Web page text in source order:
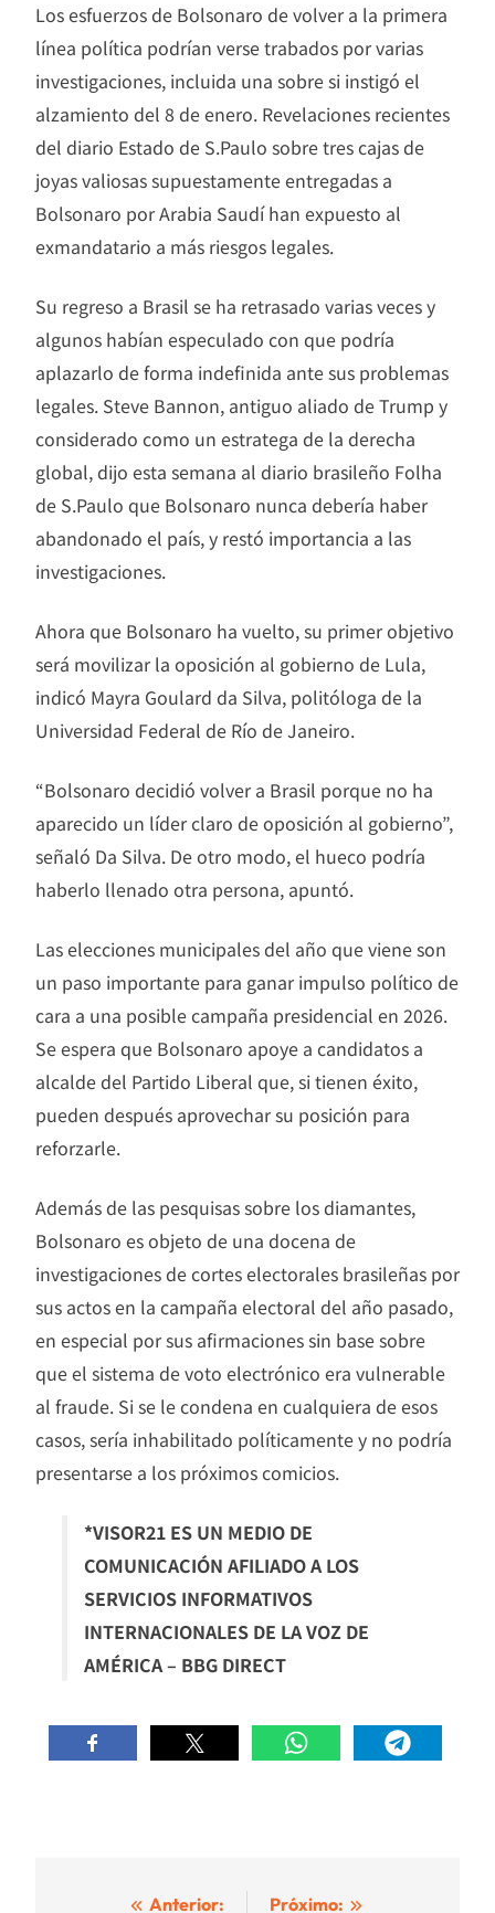
Los esfuerzos de Bolsonaro de volver a la primera
línea política podrían verse trabados por varias
investigaciones, incluida una sobre si instigó el
alzamiento del 8 de enero. Revelaciones recientes
del diario Estado de S.Paulo sobre tres cajas de
joyas valiosas supuestamente entregadas a
Bolsonaro por Arabia Saudí han expuesto al
exmandatario a más riesgos legales.
Su regreso a Brasil se ha retrasado varias veces y
algunos habían especulado con que podría
aplazarlo de forma indefinida ante sus problemas
legales. Steve Bannon, antiguo aliado de Trump y
considerado como un estratega de la derecha
global, dijo esta semana al diario brasileño Folha
de S.Paulo que Bolsonaro nunca debería haber
abandonado el país, y restó importancia a las
investigaciones.
Ahora que Bolsonaro ha vuelto, su primer objetivo
será movilizar la oposición al gobierno de Lula,
indicó Mayra Goulard da Silva, politóloga de la
Universidad Federal de Río de Janeiro.
“Bolsonaro decidió volver a Brasil porque no ha
aparecido un líder claro de oposición al gobierno”,
señaló Da Silva. De otro modo, el hueco podría
haberlo llenado otra persona, apuntó.
Las elecciones municipales del año que viene son
un paso importante para ganar impulso político de
cara a una posible campaña presidencial en 2026.
Se espera que Bolsonaro apoye a candidatos a
alcalde del Partido Liberal que, si tienen éxito,
pueden después aprovechar su posición para
reforzarle.
Además de las pesquisas sobre los diamantes,
Bolsonaro es objeto de una docena de
investigaciones de cortes electorales brasileñas por
sus actos en la campaña electoral del año pasado,
en especial por sus afirmaciones sin base sobre
que el sistema de voto electrónico era vulnerable
al fraude. Si se le condena en cualquiera de esos
casos, sería inhabilitado políticamente y no podría
presentarse a los próximos comicios.
*VISOR21 ES UN MEDIO DE
COMUNICACIÓN AFILIADO A LOS
SERVICIOS INFORMATIVOS
INTERNACIONALES DE LA VOZ DE
AMÉRICA – BBG DIRECT
Anterior: Próximo: